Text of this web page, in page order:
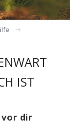
IST
vor dir